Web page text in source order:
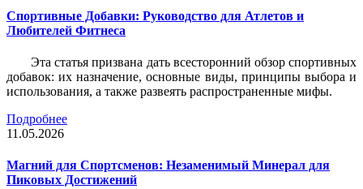
Спортивные Добавки: Руководство для Атлетов и
Любителей Фитнеса
Эта статья призвана дать всесторонний обзор спортивных
добавок: их назначение, основные виды, принципы выбора и
использования, а также развеять распространенные мифы.
Подробнее
11.05.2026
Магний для Спортсменов: Незаменимый Минерал для
Пиковых Достижений